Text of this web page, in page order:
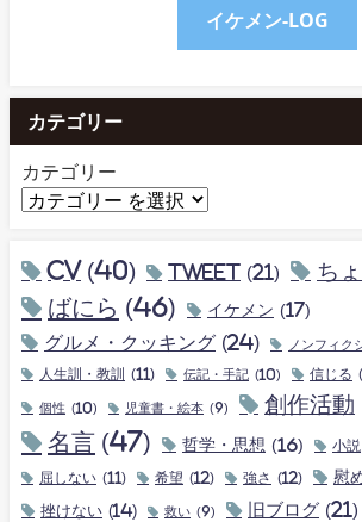
イケメン-LOG
カテゴリー
カテゴリー
CV (40) tweet (21) ち
ばにら (46) イケメン (17)
グルメ・クッキング (24) ノンフィク
人生訓・教訓 (11) 伝記・手記 (10) 信じる
個性 (10) 児童書・絵本 (9) 創作活動
名言 (47) 哲学・思想 (16) 小説
屈しない (11) 希望 (12) 強さ (12) 慰
挫けない (14) 救い (9) 旧ブログ (21)